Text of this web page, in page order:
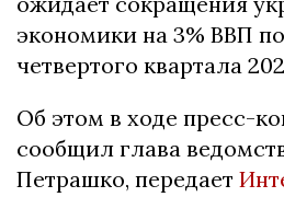
экономики на 3% ВВП
четвертого квартала
Об этом в ходе пресс-
сообщил глава
Петрашко, передает